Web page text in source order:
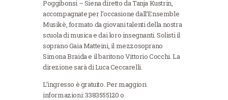
Poggibonsi – Siena diretto da Tanja Kustrin,
accompagnate per l’occasione dall’Ensemble
Musikè, formato da giovani talenti della nostra
scuola di musica e dai loro insegnanti. Solisti il
soprano Gaia Matteini, il mezzosoprano
Simona Braida e il baritono Vittorio Cocchi. La
direzione sarà di Luca Ceccarelli.
L’ingresso è gratuito. Per maggiori
informazioni: 3383555120 o